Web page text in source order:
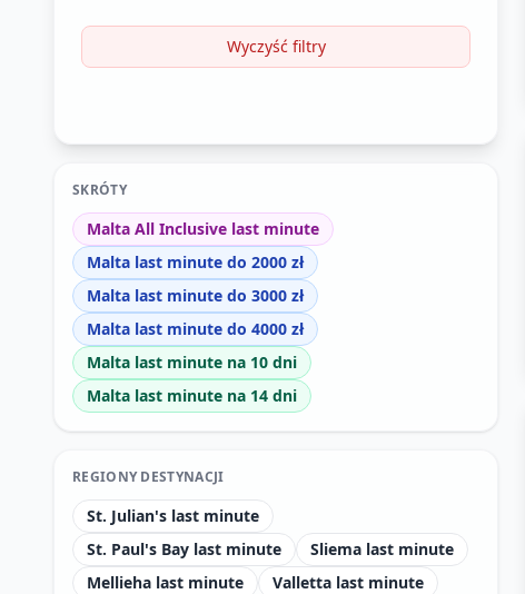
Wyczyść filtry
SKRÓTY
Malta All Inclusive last minute
Malta last minute do 2000 zł
Malta last minute do 3000 zł
Malta last minute do 4000 zł
Malta last minute na 10 dni
Malta last minute na 14 dni
REGIONY DESTYNACJI
St. Julian's last minute
St. Paul's Bay last minute
Sliema last minute
Mellieha last minute
Valletta last minute